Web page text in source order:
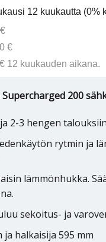
12 kuukautta (0%
€
12 kuukauden aikana.
Supercharged 200
2-3 hengen talouksiin
rytmin ja
lämmönhukka.
sekoitus- ja
ja halkaisija 595 mm